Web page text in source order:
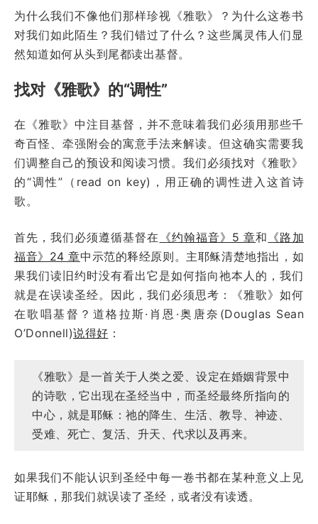
为什么我们不像他们那样珍视《雅歌》？为什么这卷书
对我们如此陌生？我们错过了什么？这些属灵伟人们显
然知道如何从头到尾都读出基督。
找对《雅歌》的“调性”
在《雅歌》中注目基督，并不意味着我们必须用那些千
奇百怪、牵强附会的寓意手法来解读。但这确实需要我
们调整自己的预设和阅读习惯。我们必须找对《雅歌》
的“调性”（read on key)，用正确的调性进入这首诗
歌。
首先，我们必须遵循基督在 《约翰福音》5 章和 《路加
福音》24 章中示范的释经原则。主耶稣清楚地指出，如
果我们读旧约时没有看出它是如何指向祂本人的，我们
就是在误读圣经。因此，我们必须思考：《雅歌》如何
在歌唱基督？道格拉斯·肖恩·奥唐奈(Douglas Sean
O’Donnell)说得好 ：
《雅歌》是一首关于人类之爱、设定在婚姻背景中
的诗歌，它出现在圣经当中，而圣经最终所指向的
中心，就是耶稣：祂的降生、生活、教导、神迹、
受难、死亡、复活、升天、代求以及再来。
如果我们不能认识到圣经中每一卷书都在某种意义上见
证耶稣，那我们就误读了圣经，或者没有读透。